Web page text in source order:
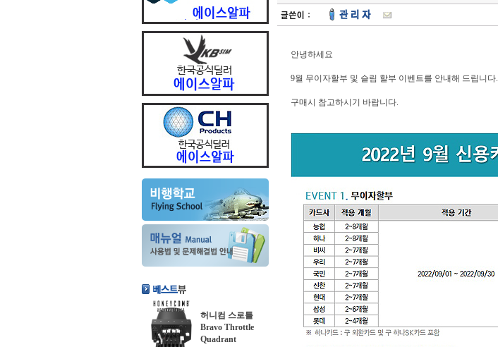
허니컴 스로틀
Bravo Throttle
Quadrant
안녕하세요
9월 무이자할부 및 슬림 할부 이벤트를 안내해 드립니다.
구매시 참고하시기 바랍니다.